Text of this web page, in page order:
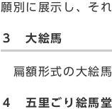
願別に展示し、そ
３ 大絵馬
扁額形式の大絵馬
４ 五里ごり絵馬堂